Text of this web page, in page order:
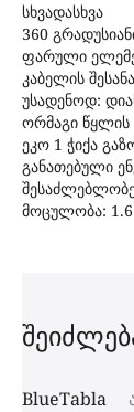
სხვადასხვა
360
ფარული
კაბელის
უსადენოდ:
ორმაგი წყლის
ეკო 1 ჭიქა
განათებული
მოცულობა:
BlueTabla